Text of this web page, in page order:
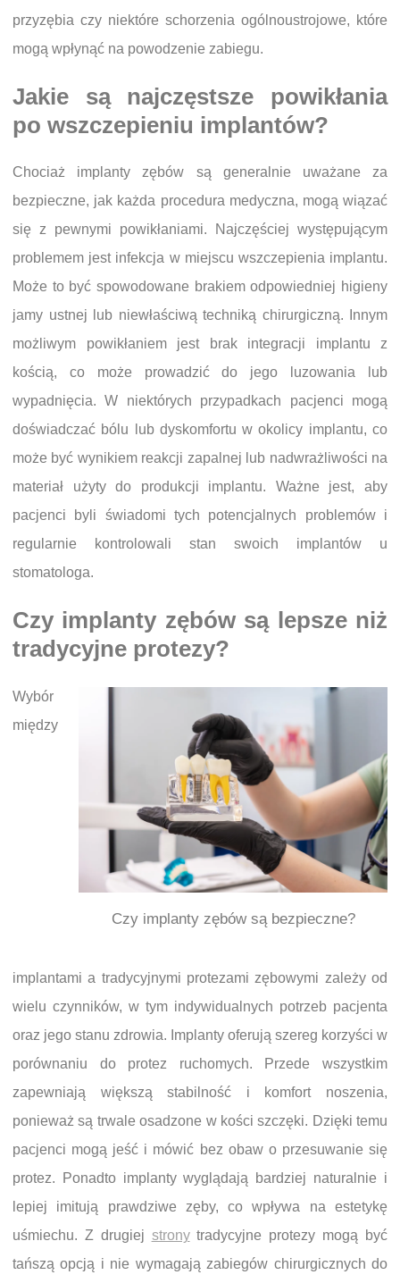
przyzębia czy niektóre schorzenia ogólnoustrojowe, które
mogą wpłynąć na powodzenie zabiegu.
Jakie są najczęstsze powikłania
po wszczepieniu implantów?
Chociaż implanty zębów są generalnie uważane za
bezpieczne, jak każda procedura medyczna, mogą wiązać
się z pewnymi powikłaniami. Najczęściej występującym
problemem jest infekcja w miejscu wszczepienia implantu.
Może to być spowodowane brakiem odpowiedniej higieny
jamy ustnej lub niewłaściwą techniką chirurgiczną. Innym
możliwym powikłaniem jest brak integracji implantu z
kością, co może prowadzić do jego luzowania lub
wypadnięcia. W niektórych przypadkach pacjenci mogą
doświadczać bólu lub dyskomfortu w okolicy implantu, co
może być wynikiem reakcji zapalnej lub nadwrażliwości na
materiał użyty do produkcji implantu. Ważne jest, aby
pacjenci byli świadomi tych potencjalnych problemów i
regularnie kontrolowali stan swoich implantów u
stomatologa.
Czy implanty zębów są lepsze niż
tradycyjne protezy?
Czy implanty zębów są bezpieczne?
Wybór
między
implantami a tradycyjnymi protezami zębowymi zależy od
wielu czynników, w tym indywidualnych potrzeb pacjenta
oraz jego stanu zdrowia. Implanty oferują szereg korzyści w
porównaniu do protez ruchomych. Przede wszystkim
zapewniają większą stabilność i komfort noszenia,
ponieważ są trwale osadzone w kości szczęki. Dzięki temu
pacjenci mogą jeść i mówić bez obaw o przesuwanie się
protez. Ponadto implanty wyglądają bardziej naturalnie i
lepiej imitują prawdziwe zęby, co wpływa na estetykę
uśmiechu. Z drugiej stronytradycyjne protezy mogą być
tańszą opcją i nie wymagają zabiegów chirurgicznych do